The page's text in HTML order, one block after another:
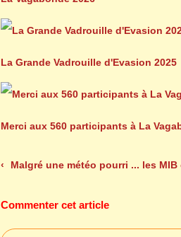
La Grande Vadrouille d'Evasion 2025
Merci aux 560 participants à La
Malgré une météo pourri ... les MIB étaient à Estrées-les-
Commenter cet article